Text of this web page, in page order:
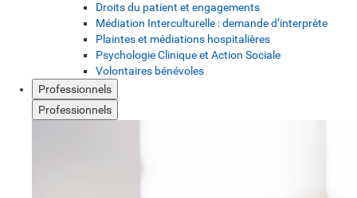
Droits du patient et engagements
Médiation Interculturelle : demande d’interprète
Plaintes et médiations hospitalières
Psychologie Clinique et Action Sociale
Volontaires bénévoles
Professionnels
Professionnels